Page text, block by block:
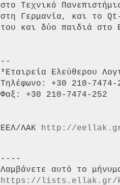
στο Τεχνικό
στη Γερμανία, και το
του και δύο παιδιά στο
--
*Εταιρεία Ελεύθερου
Τηλέφωνο: +30 210-7474-
Φαξ: +30 210-7474-252
ΕΕΛ/ΛΑΚ http://
----
https://lists.ellak.gr/